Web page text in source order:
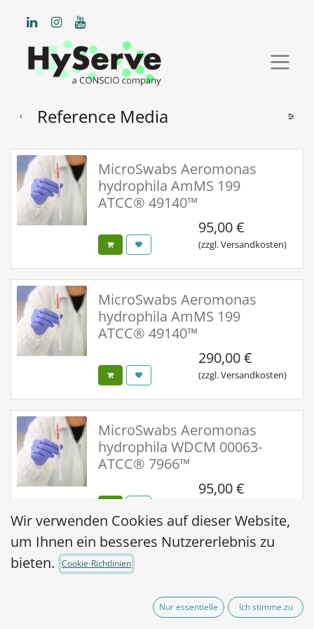
Reference Media
MicroSwabs Aeromonas
hydrophila AmMS 199
ATCC® 49140™
95,00€
(zzgl. Versandkosten)
MicroSwabs Aeromonas
hydrophila AmMS 199
ATCC® 49140™
290,00€
(zzgl. Versandkosten)
MicroSwabs Aeromonas
hydrophila WDCM 00063-
ATCC® 7966™
95,00€
MicroSwabs Aeromonas
hydrophila WDCM 00063-
ATCC® 7966™
290,00€
Wir verwenden Cookies auf dieser Website,
um Ihnen ein besseres Nutzererlebnis zu
bieten.
Cookie-Richtlinien
Nur essentielle Ich stimme zu